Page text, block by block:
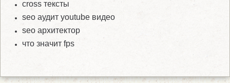
cross тексты
seo аудит youtube видео
seo архитектор
что значит fps